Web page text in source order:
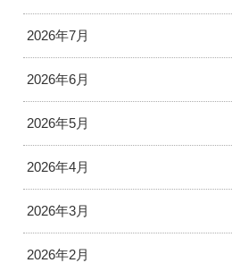
2026年7月
2026年6月
2026年5月
2026年4月
2026年3月
2026年2月